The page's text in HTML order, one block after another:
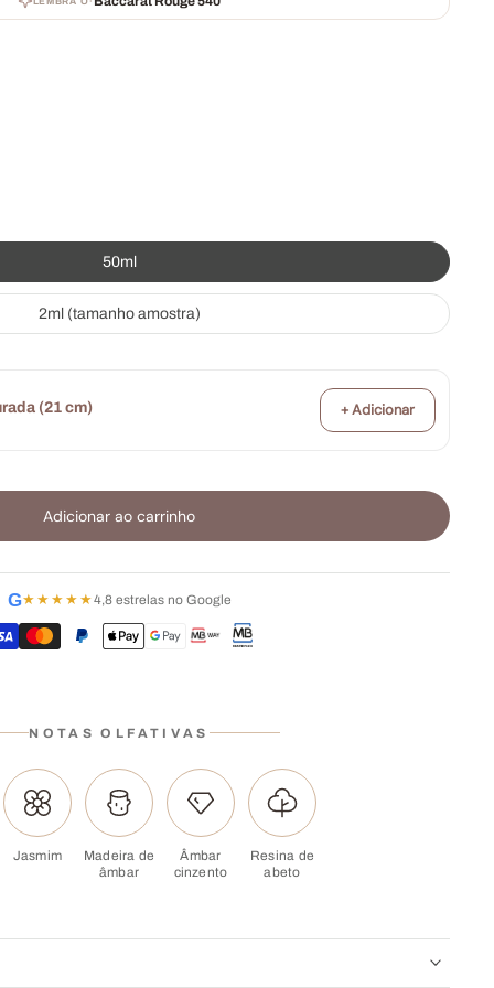
50ml
2ml (tamanho amostra)
(21 cm) + Adicionar
Adicionar ao carrinho
G★★★★★4,8 estrelas no Google
NOTAS OLFATIVAS
Jasmim
Madeira de
âmbar
Âmbar
cinzento
Resina de
abeto